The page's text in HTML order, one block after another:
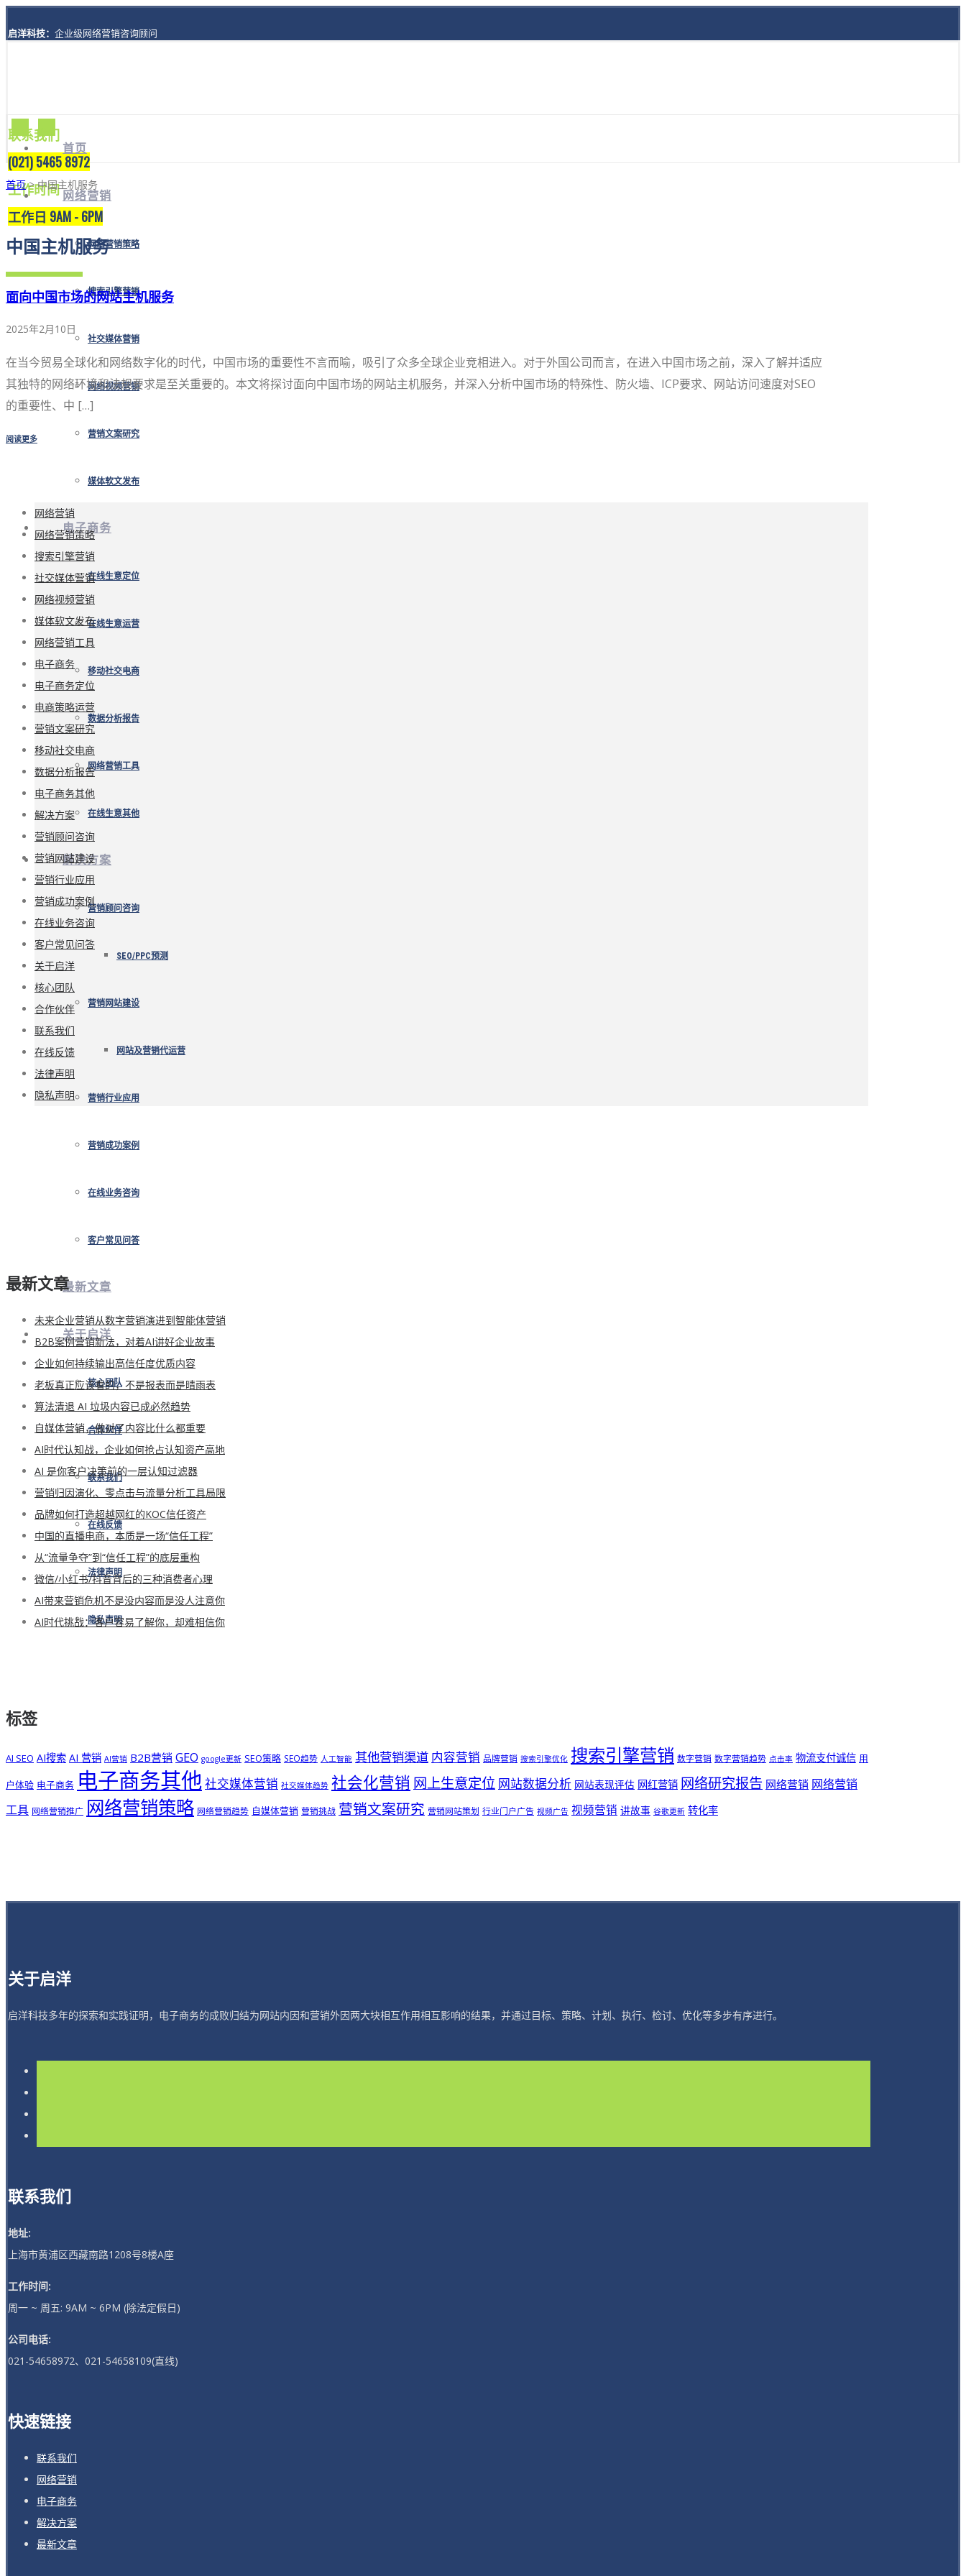
启洋科技： 企业级网络营销咨询顾问
联系我们
(021) 5465 8972
工作时间
工作日 9AM - 6PM
首页
网络营销
网络营销策略
搜索引擎营销
社交媒体营销
网络视频营销
营销文案研究
媒体软文发布
电子商务
在线生意定位
在线生意运营
移动社交电商
数据分析报告
网络营销工具
在线生意其他
解决方案
营销顾问咨询
SEO/PPC预测
营销网站建设
网站及营销代运营
营销行业应用
营销成功案例
在线业务咨询
客户常见问答
最新文章
关于启洋
核心团队
合作伙伴
联系我们
在线反馈
法律声明
隐私声明
首页> 中国主机服务
中国主机服务
面向中国市场的网站主机服务
2025年2月10日
在当今贸易全球化和网络数字化的时代，中国市场的重要性不言而喻，吸引了众多全球企业竞相进入。对于外国公司而言，在进入中国市场之前，深入了解并适应
其独特的网络环境和法规要求是至关重要的。本文将探讨面向中国市场的网站主机服务，并深入分析中国市场的特殊性、防火墙、ICP要求、网站访问速度对SEO
的重要性、中 […]
阅读更多
网络营销
网络营销策略
搜索引擎营销
社交媒体营销
网络视频营销
媒体软文发布
网络营销工具
电子商务
电子商务定位
电商策略运营
营销文案研究
移动社交电商
数据分析报告
电子商务其他
解决方案
营销顾问咨询
营销网站建设
营销行业应用
营销成功案例
在线业务咨询
客户常见问答
关于启洋
核心团队
合作伙伴
联系我们
在线反馈
法律声明
隐私声明
最新文章
未来企业营销从数字营销演进到智能体营销
B2B案例营销新法，对着AI讲好企业故事
企业如何持续输出高信任度优质内容
老板真正应该看的，不是报表而是晴雨表
算法清退 AI 垃圾内容已成必然趋势
自媒体营销，做对了内容比什么都重要
AI时代认知战，企业如何抢占认知资产高地
AI 是你客户决策前的一层认知过滤器
营销归因演化、零点击与流量分析工具局限
品牌如何打造超越网红的KOC信任资产
中国的直播电商，本质是一场“信任工程”
从“流量争夺”到“信任工程”的底层重构
微信/小红书/抖音背后的三种消费者心理
AI带来营销危机不是没内容而是没人注意你
AI时代挑战：客户容易了解你，却难相信你
标签
AI SEO AI搜索 AI 营销 AI营销 B2B营销 GEO google更新 SEO策略 SEO趋势 人工智能 其他营销渠道 内容营销 品牌营销 搜索引擎优化 搜索引擎营销 数字营销 数字营销趋势 点击率 物流支付诚信 用
户体验 电子商务 电子商务其他社交媒体营销 社交媒体趋势 社会化营销 网上生意定位 网站数据分析 网站表现评估 网红营销 网络研究报告 网络营销 网络营销
工具 网络营销推广 网络营销策略 网络营销趋势 自媒体营销 营销挑战 营销文案研究 营销网站策划 行业门户广告 视频广告 视频营销 讲故事 谷歌更新 转化率
关于启洋
启洋科技多年的探索和实践证明，电子商务的成败归结为网站内因和营销外因两大块相互作用相互影响的结果，并通过目标、策略、计划、执行、检讨、优化等多步有序进行。
联系我们
地址:
上海市黄浦区西藏南路1208号8楼A座
工作时间:
周一 ~ 周五: 9AM ~ 6PM (除法定假日)
公司电话:
021-54658972、021-54658109(直线)
快速链接
联系我们
网络营销
电子商务
解决方案
最新文章